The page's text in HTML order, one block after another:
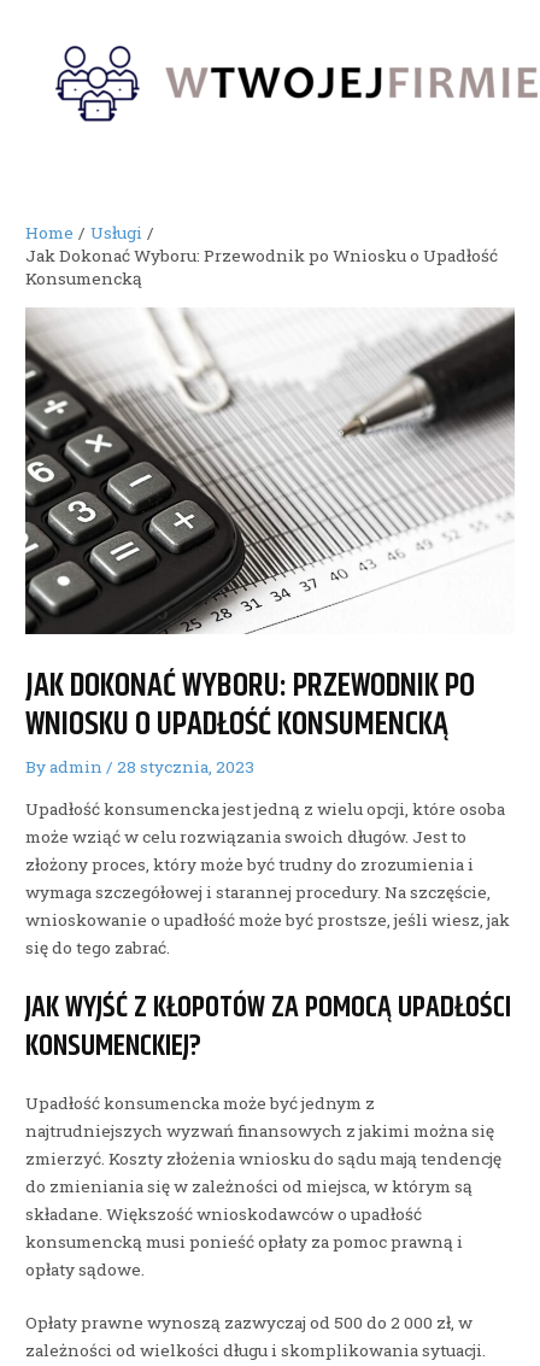
content
Home
Usługi
Jak Dokonać Wyboru: Przewodnik po Wniosku o Upadłość
Konsumencką
JAK DOKONAĆ WYBORU: PRZEWODNIK PO
WNIOSKU O UPADŁOŚĆ KONSUMENCKĄ
Byadmin/28 stycznia, 2023
Upadłość konsumencka jest jedną z wielu opcji, które osoba
może wziąć w celu rozwiązania swoich długów. Jest to
złożony proces, który może być trudny do zrozumienia i
wymaga szczegółowej i starannej procedury. Na szczęście,
wnioskowanie o upadłość może być prostsze, jeśli wiesz, jak
się do tego zabrać.
JAK WYJŚĆ Z KŁOPOTÓW ZA POMOCĄ UPADŁOŚCI
KONSUMENCKIEJ?
Upadłość konsumencka może być jednym z
najtrudniejszych wyzwań finansowych z jakimi można się
zmierzyć. Koszty złożenia wniosku do sądu mają tendencję
do zmieniania się w zależności od miejsca, w którym są
składane. Większość wnioskodawców o upadłość
konsumencką musi ponieść opłaty za pomoc prawną i
opłaty sądowe.
Opłaty prawne wynoszą zazwyczaj od 500 do 2 000 zł, w
zależności od wielkości długu i skomplikowania sytuacji.